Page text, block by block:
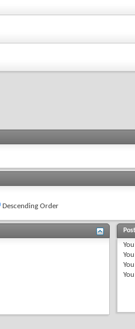
Descending Order
You
You
You
You